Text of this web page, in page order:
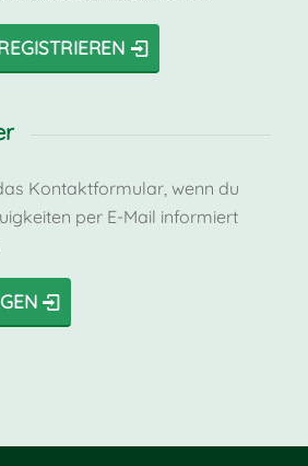
Kontaktformular, wenn du
per E-Mail informiert